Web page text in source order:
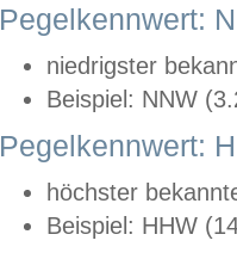
Pegelkennwert:
niedrigster
Beispiel: NNW
Pegelkennwert:
höchster
Beispiel: HHW